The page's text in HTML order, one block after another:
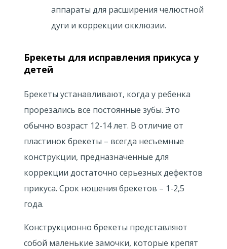
аппараты для расширения челюстной
дуги и коррекции окклюзии.
Брекеты для исправления прикуса у
детей
Брекеты устанавливают, когда у ребенка
прорезались все постоянные зубы. Это
обычно возраст 12-14 лет. В отличие от
пластинок брекеты – всегда несъемные
конструкции, предназначенные для
коррекции достаточно серьезных дефектов
прикуса. Срок ношения брекетов – 1-2,5
года.
Конструкционно брекеты представляют
собой маленькие замочки, которые крепят